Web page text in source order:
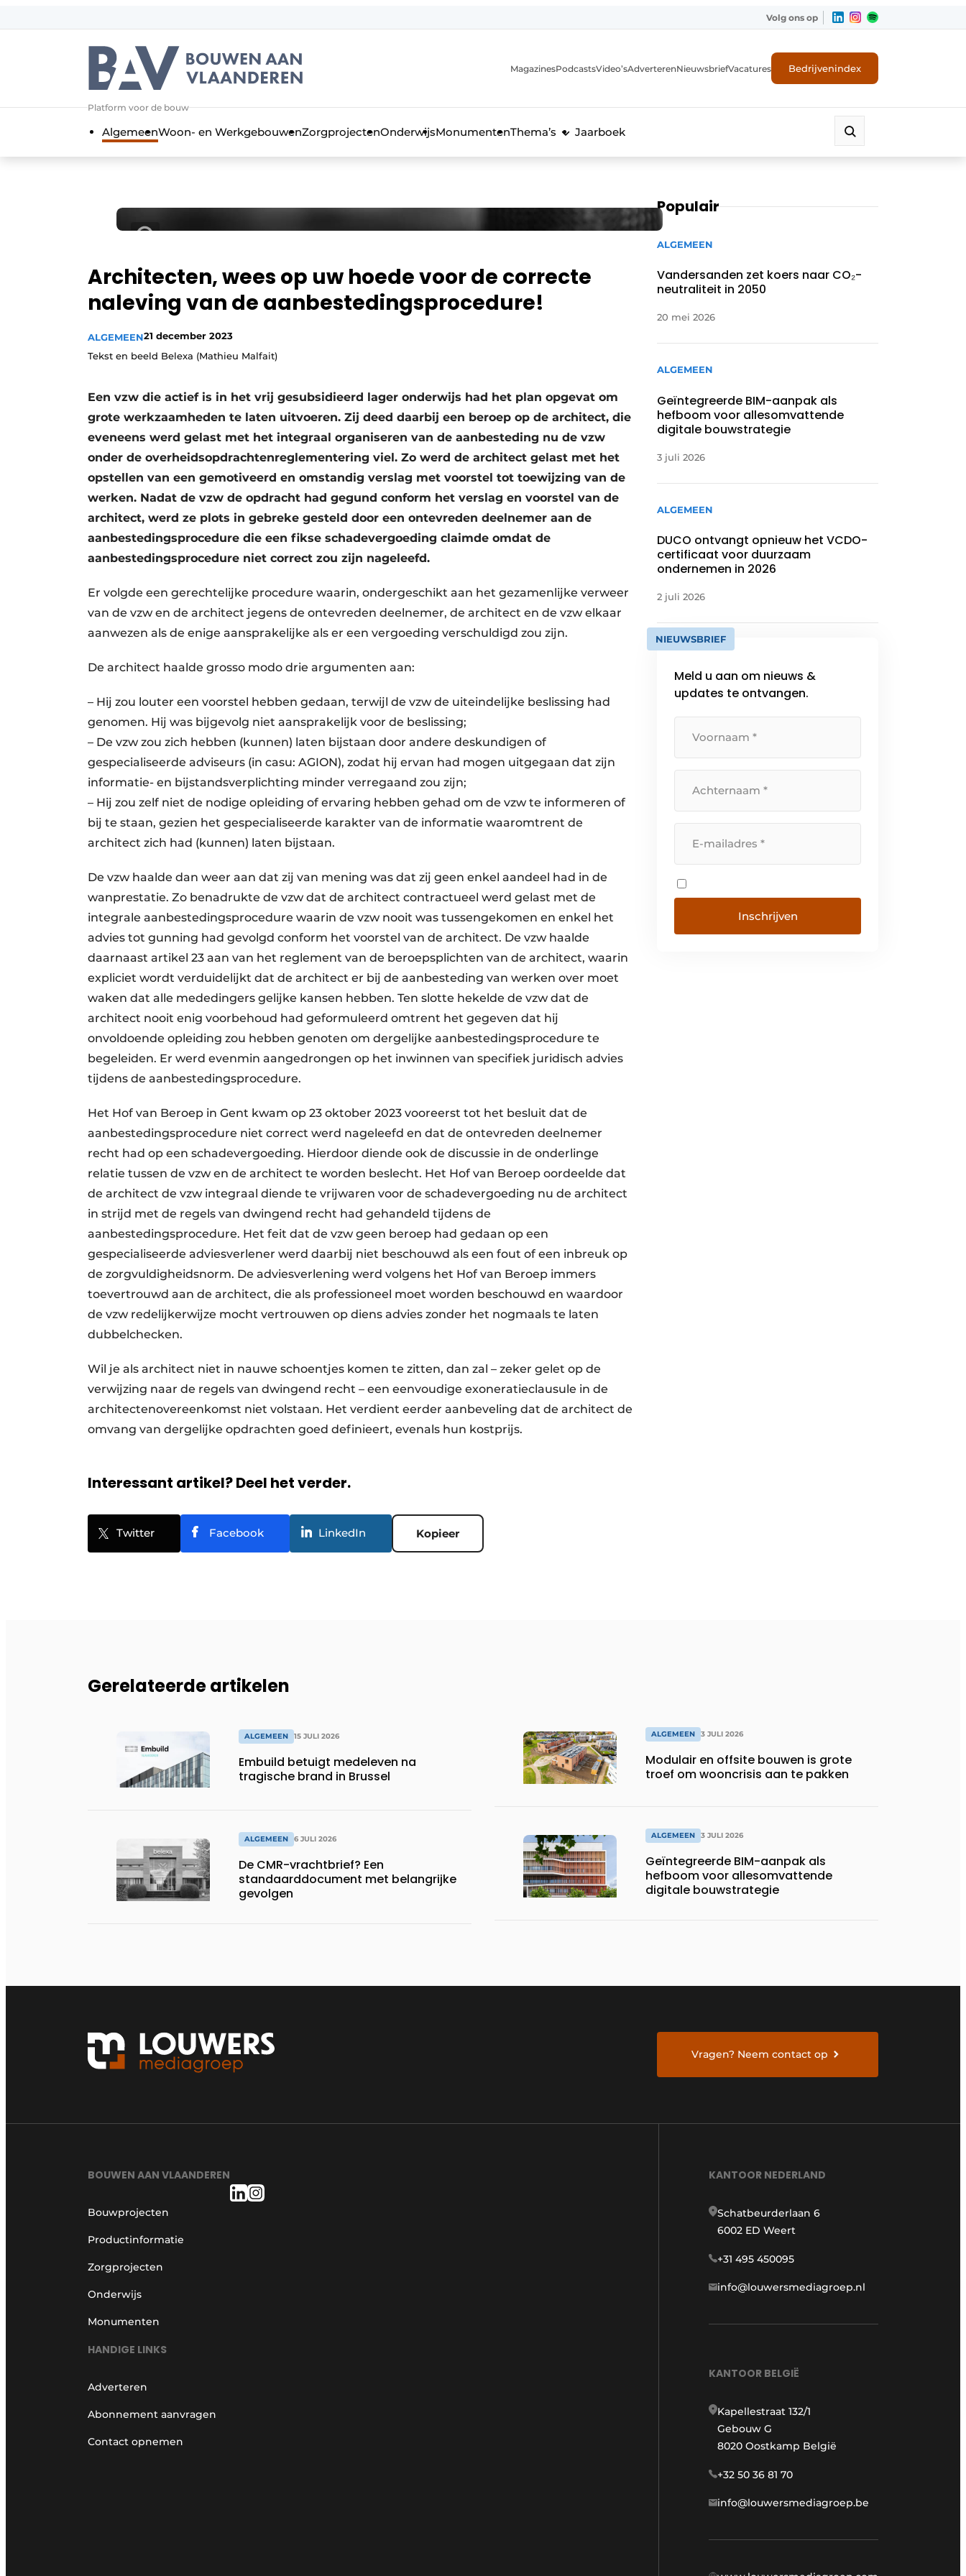
Aanmelden
Algemene voorwaarden
Bedrijven
Contact
Nieuwsbrief
Privacy / Cookie statement
Vacature aanmelden
Vacatures
Aanmelden
Bedrijven
Bedrijven
Contact
Volg ons op
Platform voor de bouw
MagazinesPodcastsVideo’sAdverterenNieuwsbriefVacatures Bedrijvenindex
AlgemeenWoon- en WerkgebouwenZorgprojectenOnderwijsMonumentenThema’s Jaarboek
Architecten, wees op uw hoede voor de correcte
naleving van de aanbestedingsprocedure!
ALGEMEEN21 december 2023
Tekst en beeld Belexa (Mathieu Malfait)
Een vzw die actief is in het vrij gesubsidieerd lager onderwijs had het plan opgevat om
grote werkzaamheden te laten uitvoeren. Zij deed daarbij een beroep op de architect, die
eveneens werd gelast met het integraal organiseren van de aanbesteding nu de vzw
onder de overheidsopdrachtenreglementering viel. Zo werd de architect gelast met het
opstellen van een gemotiveerd en omstandig verslag met voorstel tot toewijzing van de
werken. Nadat de vzw de opdracht had gegund conform het verslag en voorstel van de
architect, werd ze plots in gebreke gesteld door een ontevreden deelnemer aan de
aanbestedingsprocedure die een fikse schadevergoeding claimde omdat de
aanbestedingsprocedure niet correct zou zijn nageleefd.
Er volgde een gerechtelijke procedure waarin, ondergeschikt aan het gezamenlijke verweer
van de vzw en de architect jegens de ontevreden deelnemer, de architect en de vzw elkaar
aanwezen als de enige aansprakelijke als er een vergoeding verschuldigd zou zijn.
De architect haalde grosso modo drie argumenten aan:
– Hij zou louter een voorstel hebben gedaan, terwijl de vzw de uiteindelijke beslissing had
genomen. Hij was bijgevolg niet aansprakelijk voor de beslissing;
– De vzw zou zich hebben (kunnen) laten bijstaan door andere deskundigen of
gespecialiseerde adviseurs (in casu: AGION), zodat hij ervan had mogen uitgegaan dat zijn
informatie- en bijstandsverplichting minder verregaand zou zijn;
– Hij zou zelf niet de nodige opleiding of ervaring hebben gehad om de vzw te informeren of
bij te staan, gezien het gespecialiseerde karakter van de informatie waaromtrent de
architect zich had (kunnen) laten bijstaan.
De vzw haalde dan weer aan dat zij van mening was dat zij geen enkel aandeel had in de
wanprestatie. Zo benadrukte de vzw dat de architect contractueel werd gelast met de
integrale aanbestedingsprocedure waarin de vzw nooit was tussengekomen en enkel het
advies tot gunning had gevolgd conform het voorstel van de architect. De vzw haalde
daarnaast artikel 23 aan van het reglement van de beroepsplichten van de architect, waarin
expliciet wordt verduidelijkt dat de architect er bij de aanbesteding van werken over moet
waken dat alle mededingers gelijke kansen hebben. Ten slotte hekelde de vzw dat de
architect nooit enig voorbehoud had geformuleerd omtrent het gegeven dat hij
onvoldoende opleiding zou hebben genoten om dergelijke aanbestedingsprocedure te
begeleiden. Er werd evenmin aangedrongen op het inwinnen van specifiek juridisch advies
tijdens de aanbestedingsprocedure.
Het Hof van Beroep in Gent kwam op 23 oktober 2023 vooreerst tot het besluit dat de
aanbestedingsprocedure niet correct werd nageleefd en dat de ontevreden deelnemer
recht had op een schadevergoeding. Hierdoor diende ook de discussie in de onderlinge
relatie tussen de vzw en de architect te worden beslecht. Het Hof van Beroep oordeelde dat
de architect de vzw integraal diende te vrijwaren voor de schadevergoeding nu de architect
in strijd met de regels van dwingend recht had gehandeld tijdens de
aanbestedingsprocedure. Het feit dat de vzw geen beroep had gedaan op een
gespecialiseerde adviesverlener werd daarbij niet beschouwd als een fout of een inbreuk op
de zorgvuldigheidsnorm. De adviesverlening werd volgens het Hof van Beroep immers
toevertrouwd aan de architect, die als professioneel moet worden beschouwd en waardoor
de vzw redelijkerwijze mocht vertrouwen op diens advies zonder het nogmaals te laten
dubbelchecken.
Wil je als architect niet in nauwe schoentjes komen te zitten, dan zal – zeker gelet op de
verwijzing naar de regels van dwingend recht – een eenvoudige exoneratieclausule in de
architectenovereenkomst niet volstaan. Het verdient eerder aanbeveling dat de architect de
omvang van dergelijke opdrachten goed definieert, evenals hun kostprijs.
Interessant artikel? Deel het verder.
Twitter Facebook LinkedIn Kopieer
Populair
ALGEMEEN
Vandersanden zet koers naar CO₂-
neutraliteit in 2050
20 mei 2026
ALGEMEEN
Geïntegreerde BIM-aanpak als
hefboom voor allesomvattende
digitale bouwstrategie
3 juli 2026
ALGEMEEN
DUCO ontvangt opnieuw het VCDO-
certificaat voor duurzaam
ondernemen in 2026
2 juli 2026
NIEUWSBRIEF
Meld u aan om nieuws &
updates te ontvangen.
Gerelateerde artikelen
ALGEMEEN 15 JULI 2026
Embuild betuigt medeleven na
tragische brand in Brussel
ALGEMEEN 6 JULI 2026
De CMR-vrachtbrief? Een
standaarddocument met belangrijke
gevolgen
ALGEMEEN 3 JULI 2026
Modulair en offsite bouwen is grote
troef om wooncrisis aan te pakken
ALGEMEEN 3 JULI 2026
Geïntegreerde BIM-aanpak als
hefboom voor allesomvattende
digitale bouwstrategie
Vragen? Neem contact op
BOUWEN AAN VLAANDEREN
Bouwprojecten
Productinformatie
Zorgprojecten
Onderwijs
Monumenten
HANDIGE LINKS
Adverteren
Abonnement aanvragen
Contact opnemen
KANTOOR NEDERLAND
Schatbeurderlaan 6
6002 ED Weert
+31 495 450095
info@louwersmediagroep.nl
KANTOOR BELGIË
Kapellestraat 132/1
Gebouw G
8020 Oostkamp België
+32 50 36 81 70
info@louwersmediagroep.be